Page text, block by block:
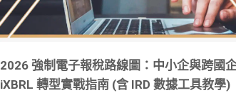
2026 強制電子報稅路線圖：中小企與跨國
iXBRL 轉型實戰指南 (含 IRD 數據工具教學)